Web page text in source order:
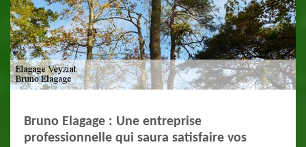
Bruno Elagage : Une entreprise
professionnelle qui saura satisfaire vos